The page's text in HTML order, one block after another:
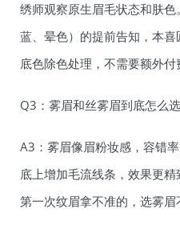
绣师观察原生眉毛状态和肤
蓝、晕色）的提前告知，本
底色除色处理，不需要额外付
Q3：雾眉和丝雾眉到底怎么
A3：雾眉像眉粉妆感，容错
底上增加毛流线条，效果更精
第一次纹眉拿不准的，选雾眉